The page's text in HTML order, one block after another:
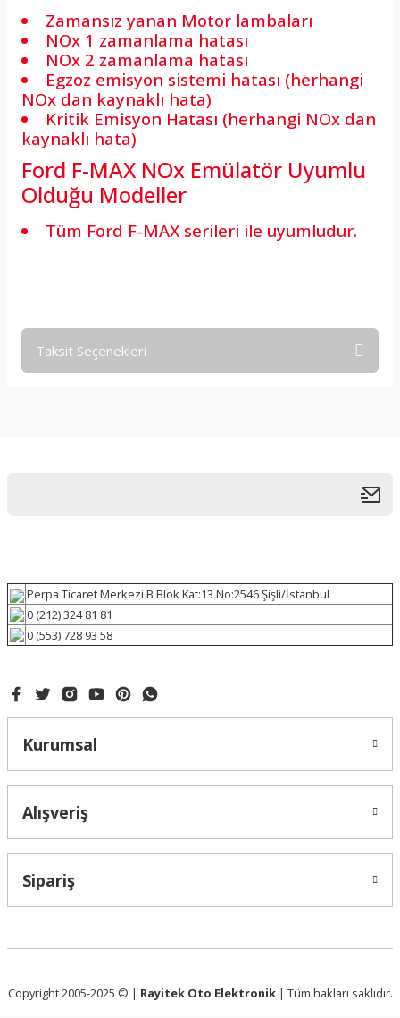
Zamansız yanan Motor lambaları
NOx 1 zamanlama hatası
NOx 2 zamanlama hatası
Egzoz emisyon sistemi hatası (herhangi
NOx dan kaynaklı hata)
Kritik Emisyon Hatası (herhangi NOx dan
kaynaklı hata)
Ford F-MAX NOx Emülatör Uyumlu
Olduğu Modeller
Tüm Ford F-MAX serileri ile uyumludur.
Taksit Seçenekleri
Perpa Ticaret Merkezi B Blok Kat:13 No:2546 Şişli/İstanbul
0 (212) 324 81 81
0 (553) 728 93 58
Kurumsal
Alışveriş
Sipariş
Copyright 2005-2025 © | Rayitek Oto Elektronik| Tüm hakları saklıdır.